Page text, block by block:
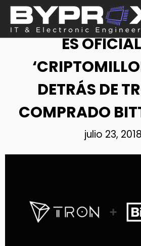
NOTICIA
ES
DETRÁS DE
COMPRADO
julio 23, 2018